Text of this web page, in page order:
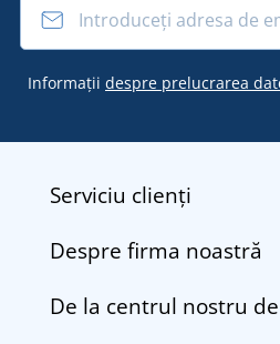
Informații despre prelucrarea
Serviciu clienți
Contact
Transport și plată
Despre firma noastră
Despre noi
De la centrul nostru